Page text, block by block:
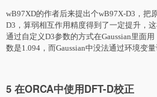
wB97XD的作者后来提出个wB97X-D3，把
D3，算弱相互作用精度得到了一定提升，
通过自定义D3参数的方式在Gaussian里面
数是1.094，而Gaussian中没法通过环境变
5 在ORCA中使用DFT-D校正